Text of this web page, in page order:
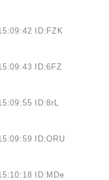
ID:FZK
ID:6FZ
ID:8rL
ID:ORU
ID:MDe